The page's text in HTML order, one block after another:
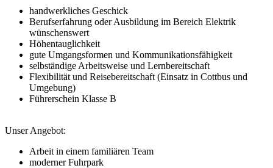
handwerkliches Geschick
Berufserfahrung oder Ausbildung im Bereich Elektrik
wünschenswert
Höhentauglichkeit
gute Umgangsformen und Kommunikationsfähigkeit
selbständige Arbeitsweise und Lernbereitschaft
Flexibilität und Reisebereitschaft (Einsatz in Cottbus und
Umgebung)
Führerschein Klasse B
Unser Angebot:
Arbeit in einem familiären Team
moderner Fuhrpark